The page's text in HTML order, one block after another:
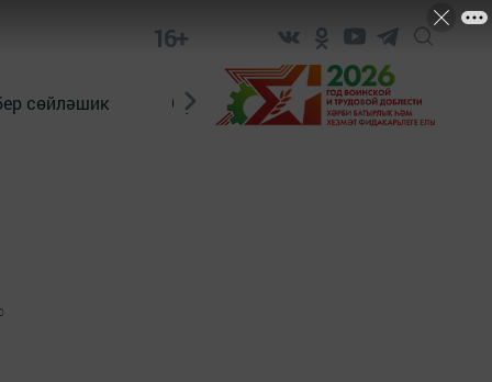
16+
сөйләшик Сүз тарихы Яшь хәбәрче